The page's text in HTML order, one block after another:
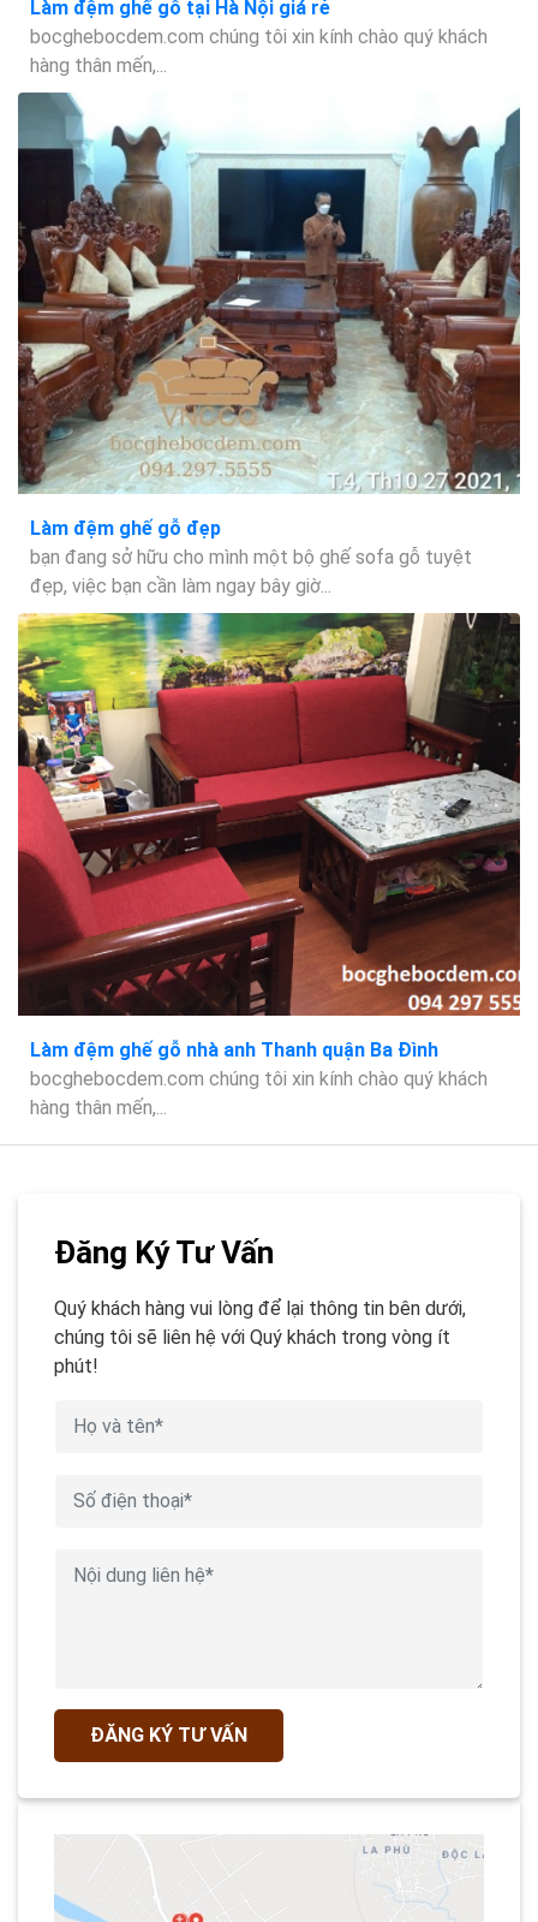
Làm đệm ghế gỗ tại Hà Nội giá rẻ
bocghebocdem.com chúng tôi xin kính chào quý khách
hàng thân mến,...
Làm đệm ghế gỗ đẹp
bạn đang sở hữu cho mình một bộ ghế sofa gỗ tuyệt
đẹp, việc bạn cần làm ngay bây giờ...
Làm đệm ghế gỗ nhà anh Thanh quận Ba Đình
bocghebocdem.com chúng tôi xin kính chào quý khách
hàng thân mến,...
Đăng Ký Tư Vấn
Quý khách hàng vui lòng để lại thông tin bên dưới,
chúng tôi sẽ liên hệ với Quý khách trong vòng ít
phút!
ĐĂNG KÝ TƯ VẤN